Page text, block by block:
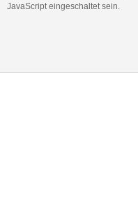
JavaScript eingeschaltet sein.